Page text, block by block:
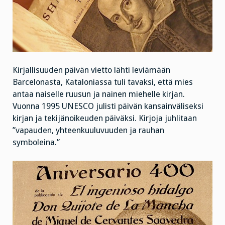
Kirjallisuuden päivän vietto lähti leviämään
Barcelonasta, Kataloniassa tuli tavaksi, että mies
antaa naiselle ruusun ja nainen miehelle kirjan.
Vuonna 1995 UNESCO julisti päivän kansainväliseksi
kirjan ja tekijänoikeuden päiväksi. Kirjoja juhlitaan
”vapauden, yhteenkuuluvuuden ja rauhan
symboleina.”